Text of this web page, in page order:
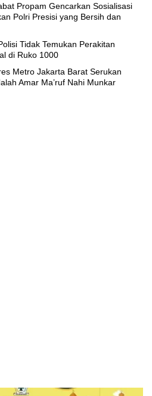
Propam Gencarkan Sosialisasi
Polri Presisi yang Bersih dan
Tidak Temukan Perakitan
di Ruko 1000
Metro Jakarta Barat Serukan
Amar Ma’ruf Nahi Munkar